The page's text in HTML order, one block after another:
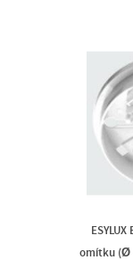
omítku (Ø